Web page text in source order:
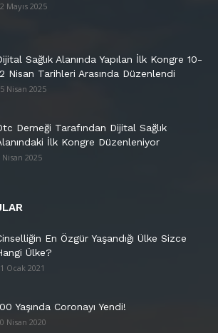
Mayıs 2025
Sağlık Alanında Yapılan İlk Kongre 10-
Nisan Tarihleri Arasında Düzenlendi
Nisan 2025
Derneği Tarafından Dijital Sağlık
İlk Kongre Düzenleniyor
Nisan 2025
En Özgür Yaşandığı Ülke Sizce
Ülke?
Ocak 2021
Yaşında Coronayı Yendi!
Nisan 2020